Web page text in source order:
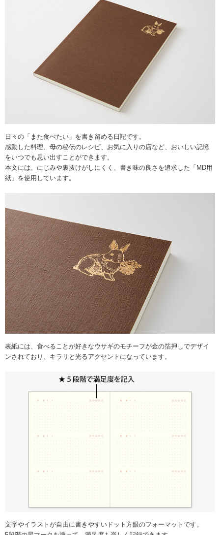
日々の「また食べたい」を書き留める日記です。
感動した料理、母の秘伝のレシピ、お気に入りの店など、おいしい記憶
をいつでも思い出すことができます。
本文には、にじみや裏抜けがしにくく、書き味の良さを追求した「MD用
紙」を使用しています。
表紙には、食べることが好きなウサギのモチーフが金の箔押しでデザイ
ンされており、キラリと光るアクセントになっています。
文字やイラストが自由に書きやすいドット方眼のフォーマットです。